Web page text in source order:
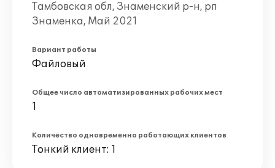
Тамбовская обл, Знаменский р-н, рп
Знаменка, Май 2021
Вариант работы
Файловый
Общее число автоматизированных рабочих мест
1
Количество одновременно работающих клиентов
Тонкий клиент: 1